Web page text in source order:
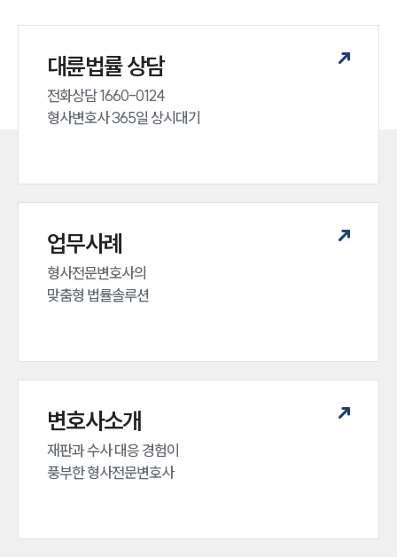
대륜법률 상담
전화상담 1660-0124
형사변호사 365일 상시대기
업무사례
형사전문변호사의
맞춤형 법률솔루션
변호사소개
재판과 수사 대응 경험이
풍부한 형사전문변호사